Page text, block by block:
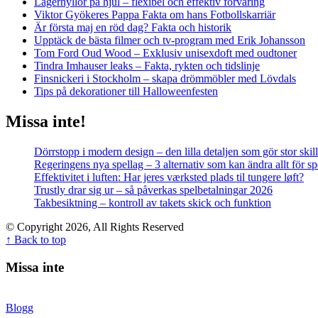
Viktor Gyökeres Pappa Fakta om hans Fotbollskarriär
Är första maj en röd dag? Fakta och historik
Upptäck de bästa filmer och tv-program med Erik Johansson
Tom Ford Oud Wood – Exklusiv unisexdoft med oudtoner
Tindra Imhauser leaks – Fakta, rykten och tidslinje
Finsnickeri i Stockholm – skapa drömmöbler med Lövdals
Tips på dekorationer till Halloweenfesten
Missa inte!
Dörrstopp i modern design – den lilla detaljen som gör stor
Regeringens nya spellag – 3 alternativ som kan ändra allt för
Effektivitet i luften: Har jeres værksted plads til tungere løft?
Trustly drar sig ur – så påverkas spelbetalningar 2026
Takbesiktning – kontroll av takets skick och funktion
© Copyright 2026, All Rights Reserved
↑ Back to top
Missa inte
Blogg